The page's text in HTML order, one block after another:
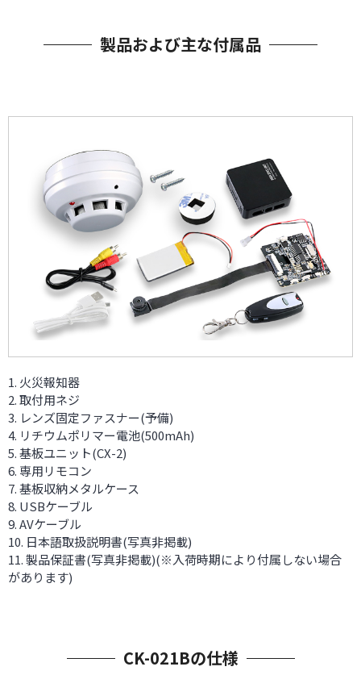
製品および主な付属品
火災報知器
取付用ネジ
レンズ固定ファスナー(予備)
リチウムポリマー電池(500mAh)
基板ユニット(CX-2)
専用リモコン
基板収納メタルケース
USBケーブル
AVケーブル
日本語取扱説明書(写真非掲載)
製品保証書(写真非掲載)(※入荷時期により付属しない場合
があります)
CK-021Bの仕様